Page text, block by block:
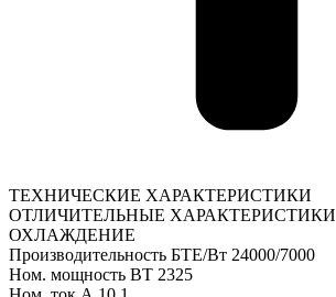
ТЕХНИЧЕСКИЕ ХАРАКТЕРИСТИКИ
ОТЛИЧИТЕЛЬНЫЕ ХАРАКТЕРИСТИКИ
ОХЛАЖДЕНИЕ
Производительность БТЕ/Вт 24000/7000
Ном. мощность ВТ 2325